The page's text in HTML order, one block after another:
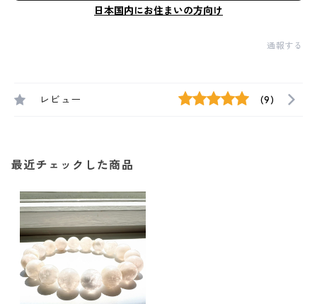
日本国内にお住まいの方向け
通報する
レビュー (9)
最近チェックした商品